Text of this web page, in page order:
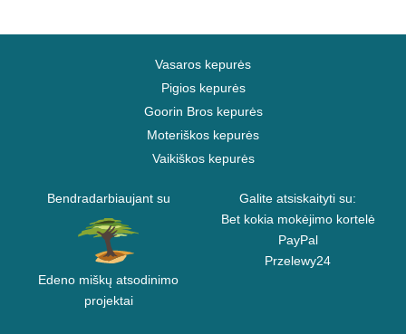
Vasaros kepurės
Pigios kepurės
Goorin Bros kepurės
Moteriškos kepurės
Vaikiškos kepurės
Bendradarbiaujant su
Edeno miškų atsodinimo
projektai
Galite atsiskaityti su:
Bet kokia mokėjimo kortelė
PayPal
Przelewy24